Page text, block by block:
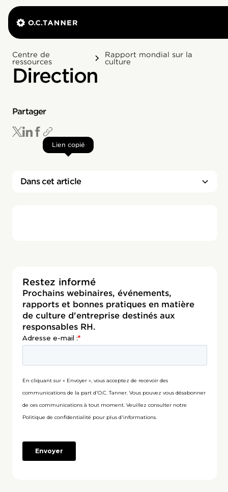
Centre de
ressources
Rapport mondial sur la
culture
Direction
Partager
Lien copié
Dans cet article
Restez informé
Prochains webinaires, événements,
rapports et bonnes pratiques en matière
de culture d'entreprise destinés aux
responsables RH.